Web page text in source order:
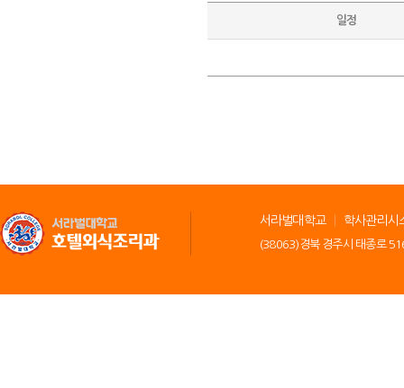
일정
서라벌대학교 학사관리시
(38063)경북 경주시 태종로